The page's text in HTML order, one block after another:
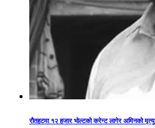
रौतहटमा १२ हजार भोल्टको करेन्ट लागेर अमिनको मृत्यु